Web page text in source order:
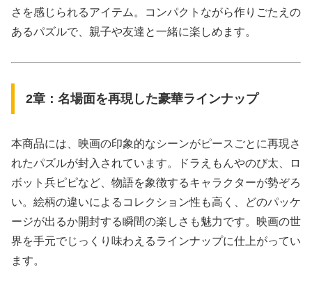
さを感じられるアイテム。コンパクトながら作りごたえの
あるパズルで、親子や友達と一緒に楽しめます。
2章：名場面を再現した豪華ラインナップ
本商品には、映画の印象的なシーンがピースごとに再現さ
れたパズルが封入されています。ドラえもんやのび太、ロ
ボット兵ピピなど、物語を象徴するキャラクターが勢ぞろ
い。絵柄の違いによるコレクション性も高く、どのパッケ
ージが出るか開封する瞬間の楽しさも魅力です。映画の世
界を手元でじっくり味わえるラインナップに仕上がってい
ます。